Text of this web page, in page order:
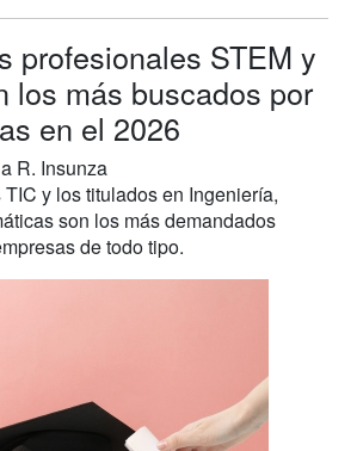
profesionales STEM y
los más buscados por
en el 2026
R. Insunza
y los titulados en Ingeniería,
son los más demandados
de todo tipo.